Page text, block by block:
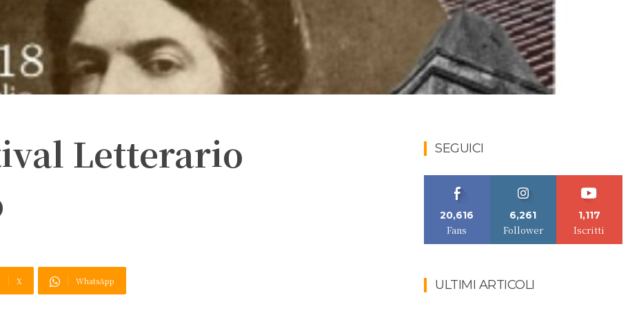
Letterario
X WhatsApp
SEGUICI
20,616
Fans
6,261
Follower
1,117
Iscritti
ULTIMI ARTICOLI